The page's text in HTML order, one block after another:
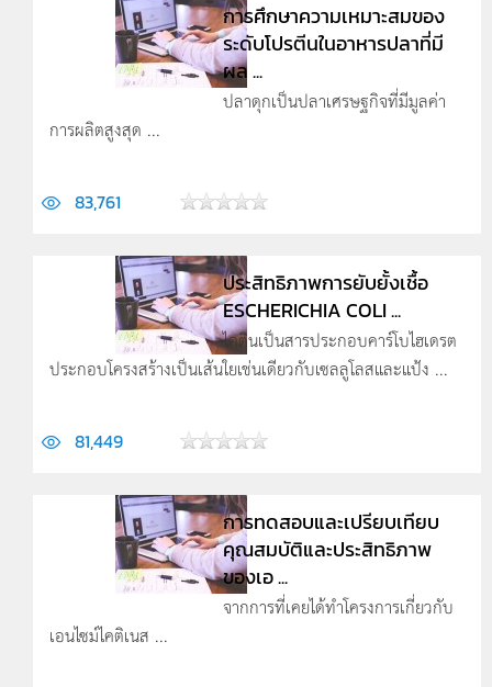
การศึกษาความเหมาะสมของ
ระดับโปรตีนในอาหารปลาที่มี
ผล ...
ปลาดุกเป็นปลาเศรษฐกิจที่มีมูลค่า
การผลิตสูงสุด ...
83,761
ประสิทธิภาพการยับยั้งเชื้อ
ESCHERICHIA COLI ...
ไคตินเป็นสารประกอบคาร์โบไฮเดรต
ประกอบโครงสร้างเป็นเส้นใยเช่นเดียวกับเซลลูโลสและแป้ง ...
81,449
การทดสอบและเปรียบเทียบ
คุณสมบัติและประสิทธิภาพ
ของเอ ...
จากการที่เคยได้ทำโครงการเกี่ยวกับ
เอนไซม์ไคติเนส ...